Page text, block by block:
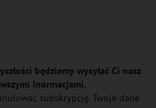
będziemy wysyłać Ci nasz
inormacjami.
subskrypcję. Twoje dane